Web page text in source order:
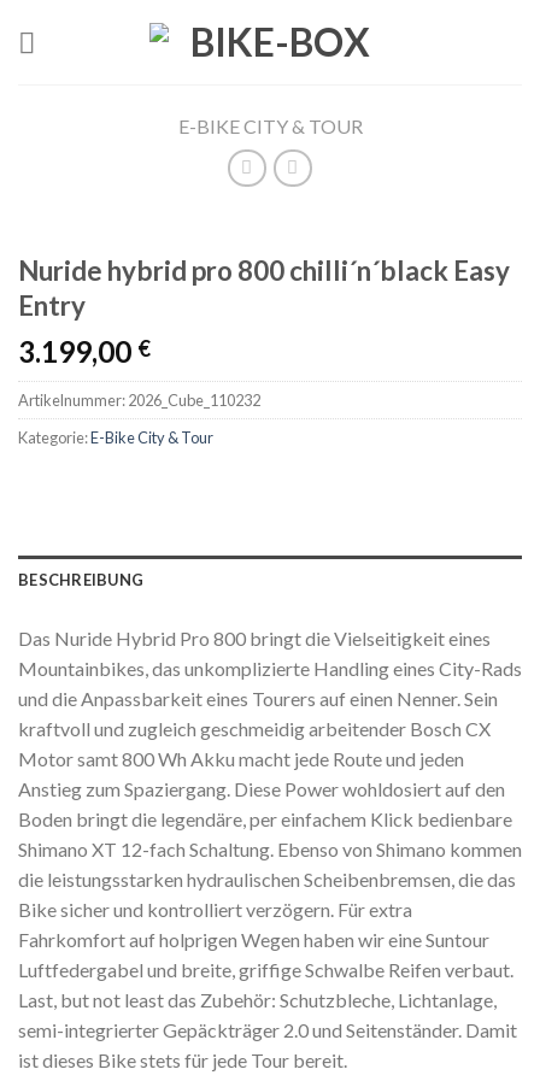
E-BIKE CITY & TOUR
Nuride hybrid pro 800 chilli´n´black Easy
Entry
3.199,00 €
Artikelnummer:2026_Cube_110232
Kategorie:E-Bike City & Tour
BESCHREIBUNG
Das Nuride Hybrid Pro 800 bringt die Vielseitigkeit eines
Mountainbikes, das unkomplizierte Handling eines City-Rads
und die Anpassbarkeit eines Tourers auf einen Nenner. Sein
kraftvoll und zugleich geschmeidig arbeitender Bosch CX
Motor samt 800 Wh Akku macht jede Route und jeden
Anstieg zum Spaziergang. Diese Power wohldosiert auf den
Boden bringt die legendäre, per einfachem Klick bedienbare
Shimano XT 12-fach Schaltung. Ebenso von Shimano kommen
die leistungsstarken hydraulischen Scheibenbremsen, die das
Bike sicher und kontrolliert verzögern. Für extra
Fahrkomfort auf holprigen Wegen haben wir eine Suntour
Luftfedergabel und breite, griffige Schwalbe Reifen verbaut.
Last, but not least das Zubehör: Schutzbleche, Lichtanlage,
semi-integrierter Gepäckträger 2.0 und Seitenständer. Damit
ist dieses Bike stets für jede Tour bereit.